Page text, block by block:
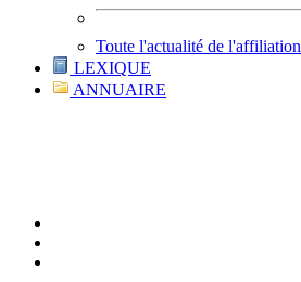
Toute l'actualité de l'affiliation
LEXIQUE
ANNUAIRE